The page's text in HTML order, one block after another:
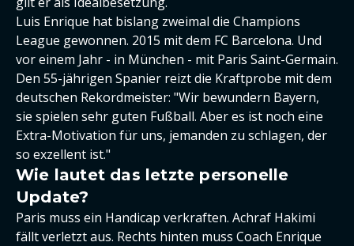
Luis Enrique hat bislang zweimal die Champions
League gewonnen. 2015 mit dem FC Barcelona. Und
vor einem Jahr - in München - mit Paris Saint-Germain.
Den 55-jährigen Spanier reizt die Kraftprobe mit dem
deutschen Rekordmeister: "Wir bewundern Bayern,
sie spielen sehr guten Fußball. Aber es ist noch eine
Extra-Motivation für uns, jemanden zu schlagen, der
so exzellent ist."
Wie lautet das letzte personelle
Update?
Paris muss ein Handicap verkraften. Achraf Hakimi
fällt verletzt aus. Rechts hinten muss Coach Enrique